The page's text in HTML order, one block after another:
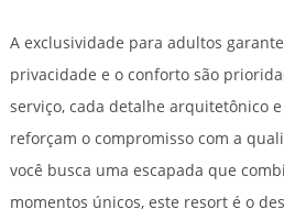
A exclusividade para adultos
privacidade e o conforto são
serviço, cada detalhe arquitetônico
reforçam o compromisso com a
você busca uma escapada que
momentos únicos, este resort é o